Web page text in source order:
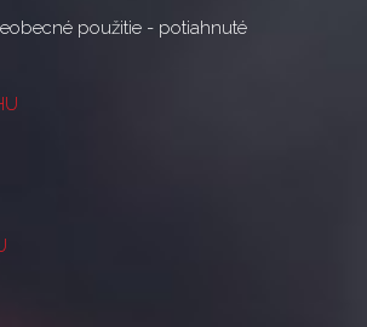
použitie - potiahnuté